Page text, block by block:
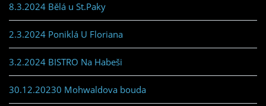
8.3.2024 Bělá u St.Paky
2.3.2024 Poniklá U Floriana
3.2.2024 BISTRO Na Habeši
30.12.20230 Mohwaldova bouda